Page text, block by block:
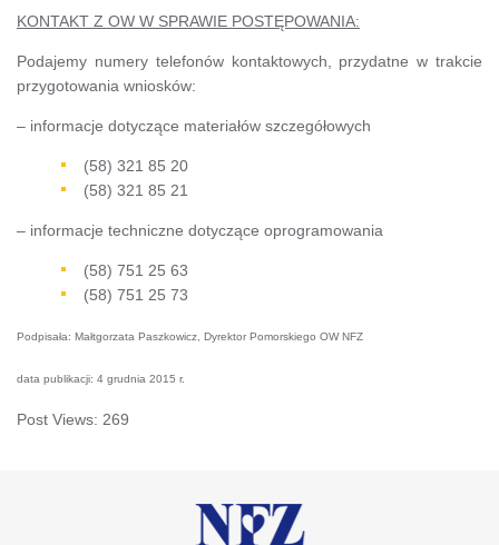
KONTAKT Z OW W SPRAWIE POSTĘPOWANIA:
Podajemy numery telefonów kontaktowych, przydatne w trakcie
przygotowania wniosków:
– informacje dotyczące materiałów szczegółowych
(58) 321 85 20
(58) 321 85 21
– informacje techniczne dotyczące oprogramowania
(58) 751 25 63
(58) 751 25 73
Podpisała: Małtgorzata Paszkowicz, Dyrektor Pomorskiego OW NFZ
data publikacji: 4 grudnia 2015 r.
Post Views: 269